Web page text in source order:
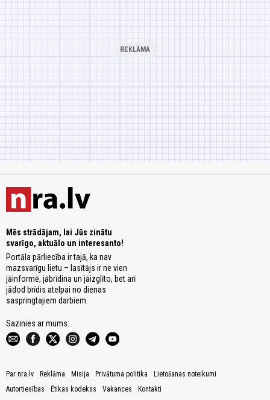
Mēs strādājam, lai Jūs zinātu
svarīgo, aktuālo un interesanto!
Portāla pārliecība ir tajā, ka nav
mazsvarīgu lietu – lasītājs ir ne vien
jāinformē, jābrīdina un jāizglīto, bet arī
jādod brīdis atelpai no dienas
saspringtajiem darbiem.
Sazinies ar mums:
Par nra.lv Reklāma Misija Privātuma politika
Lietošanas noteikumi
Autortiesības
Ētikas kodekss Vakances Kontakti